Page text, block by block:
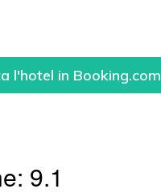
l'hotel in Booking.com
9.1